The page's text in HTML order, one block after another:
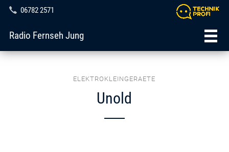
06782 2571
Radio Fernseh Jung
ELEKTROKLEINGERAETE
Unold